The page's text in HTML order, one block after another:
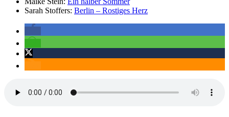
Sarah Stoffers: Berlin – Rostiges Herz